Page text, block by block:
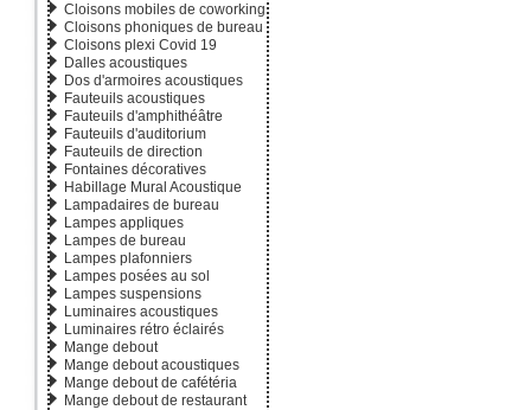
Cloisons mobiles de coworking
Cloisons phoniques de bureau
Cloisons plexi Covid 19
Dalles acoustiques
Dos d'armoires acoustiques
Fauteuils acoustiques
Fauteuils d'amphithéâtre
Fauteuils d'auditorium
Fauteuils de direction
Fontaines décoratives
Habillage Mural Acoustique
Lampadaires de bureau
Lampes appliques
Lampes de bureau
Lampes plafonniers
Lampes posées au sol
Lampes suspensions
Luminaires acoustiques
Luminaires rétro éclairés
Mange debout
Mange debout acoustiques
Mange debout de cafétéria
Mange debout de restaurant